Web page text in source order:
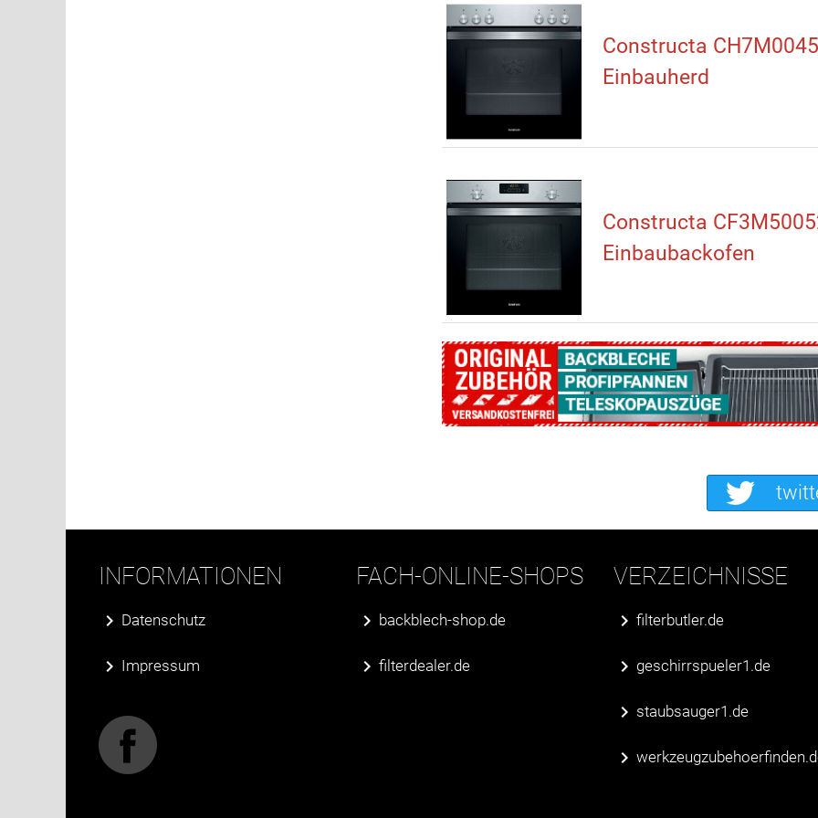
Constructa
Einbauherd
Constructa
Einbaubackofen
INFORMATIONEN
Datenschutz
Impressum
FACH-ONLINE-SHOPS
backblech-shop.de
filterdealer.de
VERZEICHNISSE
filterbutler.de
geschirrspueler1.de
staubsauger1.de